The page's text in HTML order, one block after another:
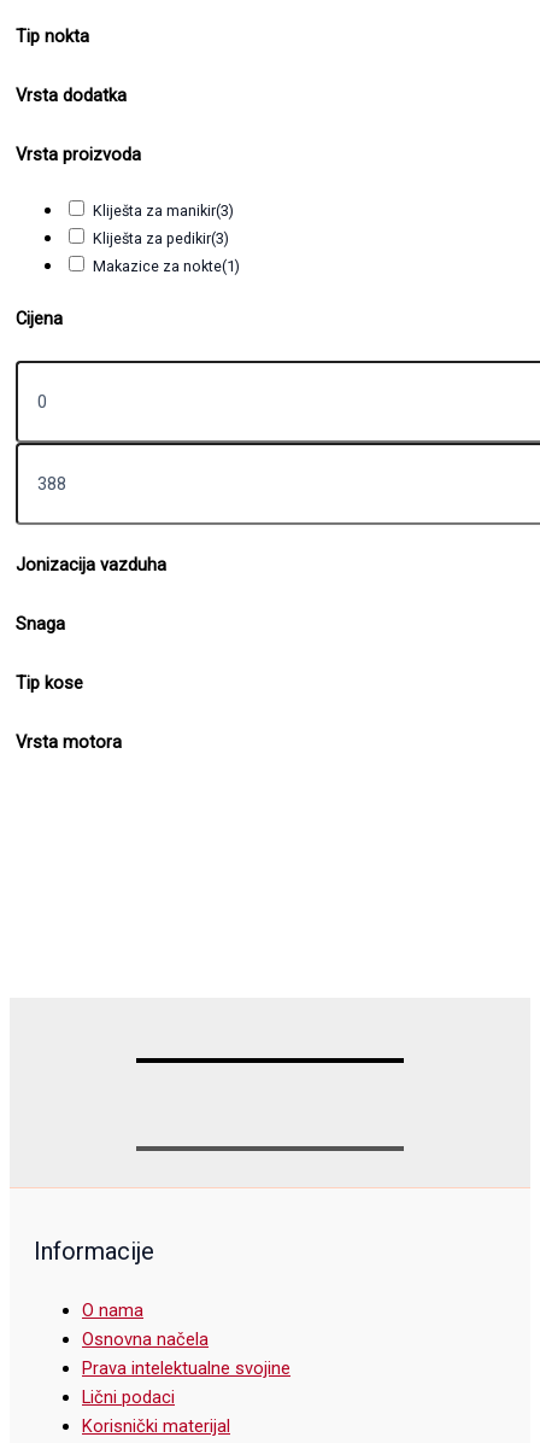
Tip nokta
Vrsta dodatka
Vrsta proizvoda
Kliješta za manikir(3)
Kliješta za pedikir(3)
Makazice za nokte(1)
Cijena
Jonizacija vazduha
Snaga
Tip kose
Vrsta motora
Informacije
O nama
Osnovna načela
Prava intelektualne svojine
Lični podaci
Korisnički materijal